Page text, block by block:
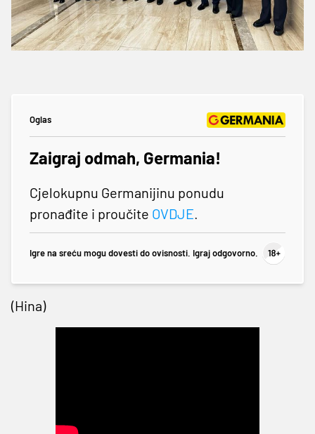
Oglas
Zaigraj odmah, Germania!
Cjelokupnu Germanijinu ponudu
pronađite i proučite OVDJE.
Igre na sreću mogu dovesti do ovisnosti. Igraj odgovorno.
(Hina)